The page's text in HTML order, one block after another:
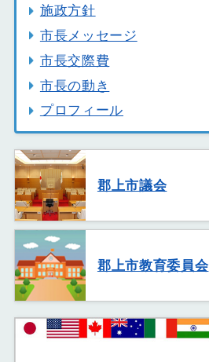
施政方針
市長メッセージ
市長交際費
市長の動き
プロフィール
郡上市議会
郡上市教育委員会